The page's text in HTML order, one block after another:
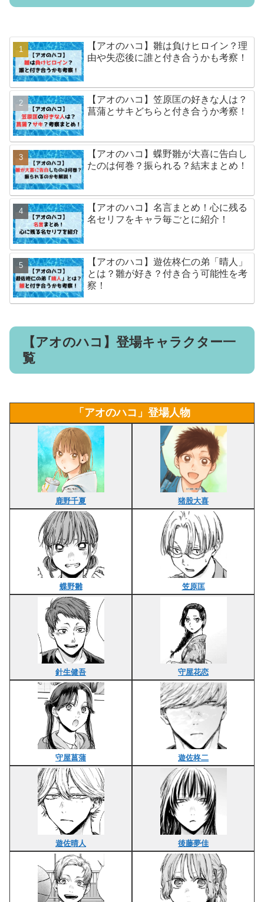
【アオのハコ】雛は負けヒロイン？理
由や失恋後に誰と付き合うかも考察！
【アオのハコ】笠原匡の好きな人は？
菖蒲とサキどちらと付き合うか考察！
【アオのハコ】蝶野雛が大喜に告白し
たのは何巻？振られる？結末まとめ！
【アオのハコ】名言まとめ！心に残る
名セリフをキャラ毎ごとに紹介！
【アオのハコ】遊佐柊仁の弟「晴人」
とは？雛が好き？付き合う可能性を考
察！
【アオのハコ】登場キャラクター一
覧
「アオのハコ」登場人物
鹿野千夏 猪股大喜
蝶野雛 笠原匡
針生健吾 守屋花恋
守屋菖蒲 遊佐柊二
遊佐晴人 後藤夢佳